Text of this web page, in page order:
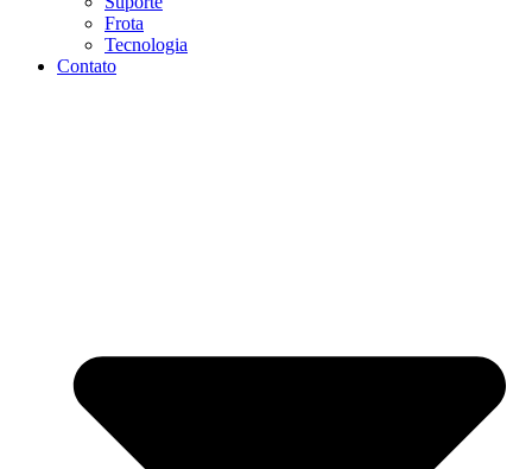
Frota
Tecnologia
Contato